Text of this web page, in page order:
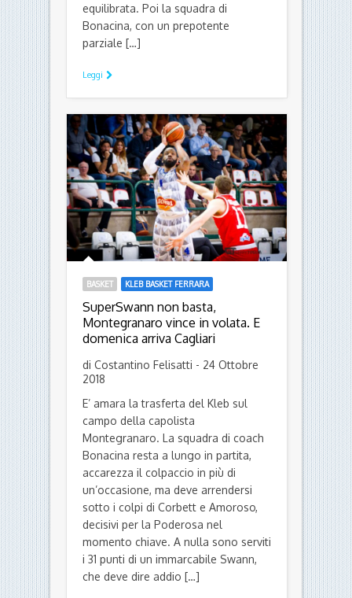
equilibrata. Poi la squadra di
Bonacina, con un prepotente
parziale […]
Leggi
BASKET KLEB BASKET FERRARA
SuperSwann non basta,
Montegranaro vince in volata. E
domenica arriva Cagliari
di Costantino Felisatti - 24 Ottobre
2018
E’ amara la trasferta del Kleb sul
campo della capolista
Montegranaro. La squadra di coach
Bonacina resta a lungo in partita,
accarezza il colpaccio in più di
un’occasione, ma deve arrendersi
sotto i colpi di Corbett e Amoroso,
decisivi per la Poderosa nel
momento chiave. A nulla sono serviti
i 31 punti di un immarcabile Swann,
che deve dire addio […]